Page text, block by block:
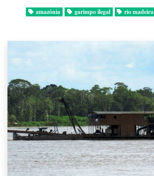
amazônia garimpo ilegal rio madeira